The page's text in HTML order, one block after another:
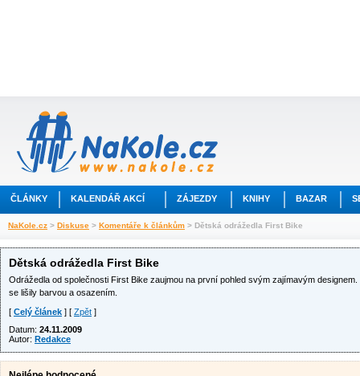
ČLÁNKY KALENDÁŘ AKCÍ ZÁJEZDY KNIHY BAZAR
NaKole.cz > Diskuse > Komentáře k článkům > Dětská odrážedla First Bike
Dětská odrážedla First Bike
Odrážedla od společnosti First Bike zaujmou na první pohled svým zajímavým
se lišily barvou a osazením.
[ Celý článek ] [ Zpět ]
Datum: 24.11.2009
Autor: Redakce